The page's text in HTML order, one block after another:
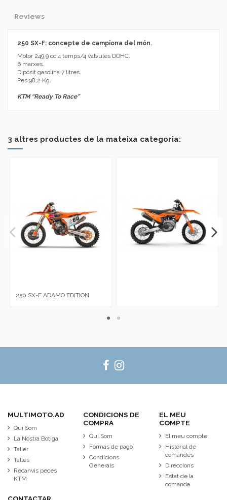
Reviews
250 SX-F: concepte de campiona del món.
Motor 249,9 cc 4 temps/4 vàlvules DOHC.
6 marxes.
Dipòsit gasolina 7 litres.
Pes 98,2 Kg.
KTM “Ready To Race”
3 altres productes de la mateixa categoria:
250 SX-F ADAMO EDITION
MULTIMOTO.AD
Qui Som
La Nostra Botiga
Taller
Talles
Recanvis peces
KTM
CONDICIONS DE
COMPRA
Qui Som
Formas de pago
Condicions
Generals
EL MEU
COMPTE
El meu compte
Historial de
comandes
Direccions
Estat de la
comanda